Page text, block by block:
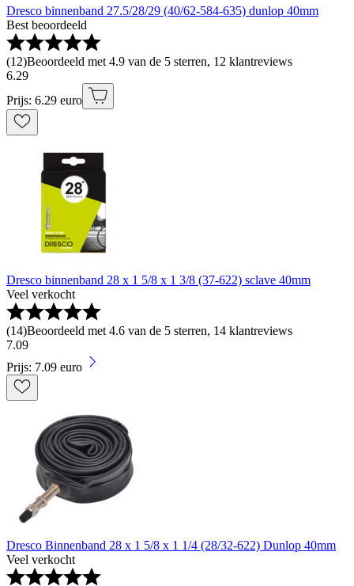
Dresco binnenband 27.5/28/29 (40/62-584-635) dunlop 40mm
Best beoordeeld
(12)Beoordeeld met 4.9 van de 5 sterren, 12 klantreviews
6.29
Prijs: 6.29 euro
Dresco binnenband 28 x 1 5/8 x 1 3/8 (37-622) sclave 40mm
Veel verkocht
(14)Beoordeeld met 4.6 van de 5 sterren, 14 klantreviews
7.09
Prijs: 7.09 euro
Dresco Binnenband 28 x 1 5/8 x 1 1/4 (28/32-622) Dunlop 40mm
Veel verkocht